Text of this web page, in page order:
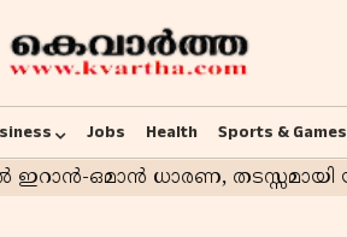
Jobs Health Sports & Games